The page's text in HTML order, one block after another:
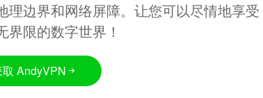
理边界和网络屏障。让您可以尽情地享受
界限的数字世界！
取 AndyVPN